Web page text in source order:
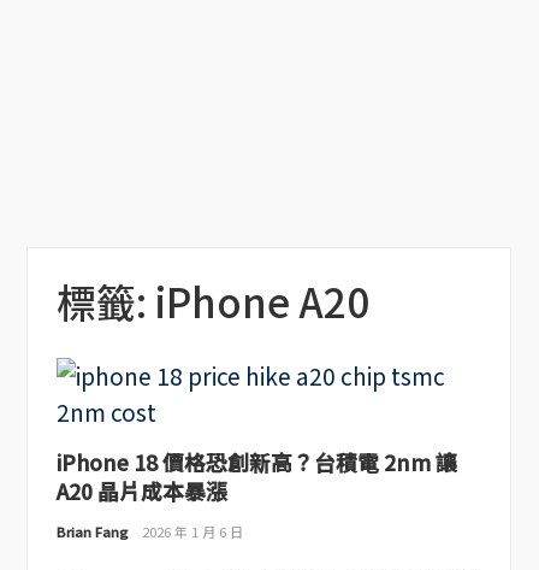
標籤: iPhone A20
iPhone 18 價格恐創新高？台積電 2nm 讓
A20 晶片成本暴漲
Brian Fang 2026 年 1 月 6 日